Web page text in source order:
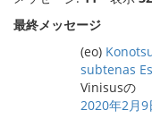
最終メッセージ
(eo)
subtenas
Vinisusの
2020年2月9